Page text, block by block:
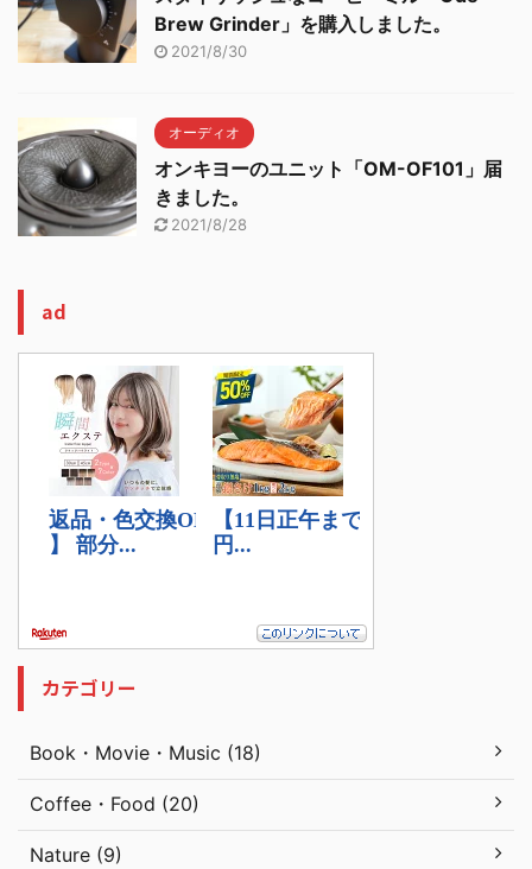
Brew Grinder」を購入しました。
2021/8/30
オーディオ
オンキヨーのユニット「OM-OF101」届
きました。
2021/8/28
ad
カテゴリー
Book・Movie・Music (18)
Coffee・Food (20)
Nature (9)